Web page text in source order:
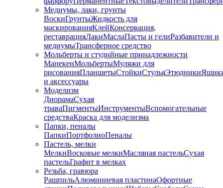
Медиумы, лаки, грунты
ВоскиГрунтыЖидкость для
маскированияКлейКонсервация,
реставрацияЛакиМаслаПасты и гелиРазбавители и
медиумыТрансферное средство
Мольберты и студийные принадлежности
МанекенМольбертыМуляжи для
рисованияПланшетыСтойкиСтульяЭтюдники
и аксессуары
Моделизм
ДиорамаСухая
траваПигментыИнструментыВспомогательные
средстваКраска для моделизма
Папки, пеналы
ПапкиПортфолиоПеналы
Пастель, мелки
МелкиВосковые мелкиМасляная пастельСухая
пастельГрафит в мелках
Резьба, гравюра
РашпильАлюминиевая пластинаОфортные